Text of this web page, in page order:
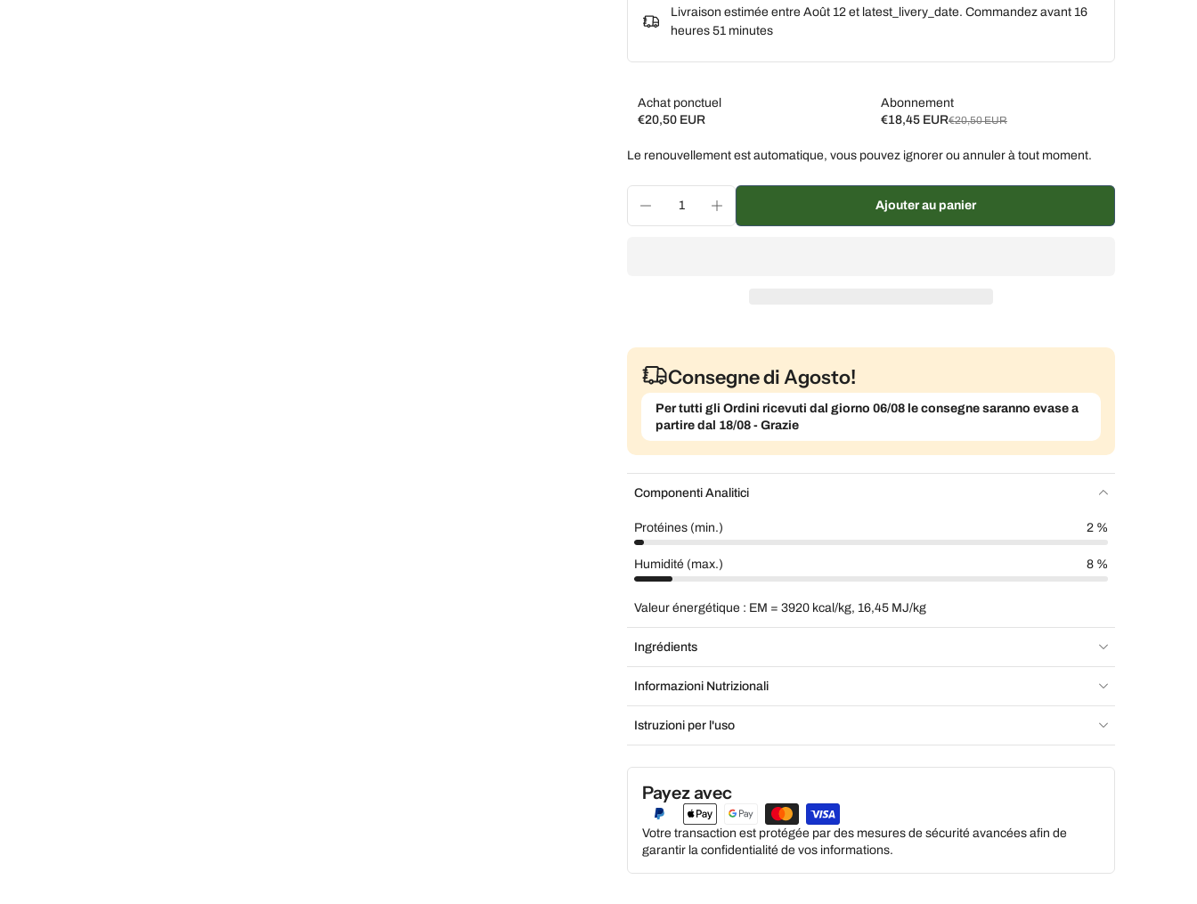
Livraison estimée entre Août 12 et latest_livery_date. Commandez avant 16
heures 51 minutes
Achat ponctuel
€20,50 EUR
Abonnement
€18,45 EUR€20,50 EUR
Subscribe and save
Livrez chaque mois, 5 % de réduction
Le renouvellement est automatique, vous pouvez ignorer ou annuler à tout moment.
Ajouter au panier
Consegne di Agosto!
Per tutti gli Ordini ricevuti dal giorno 06/08 le consegne saranno evase a
partire dal 18/08 - Grazie
Componenti Analitici
Protéines (min.) 2 %
Humidité (max.) 8 %
Valeur énergétique : EM = 3920 kcal/kg, 16,45 MJ/kg
Ingrédients
Informazioni Nutrizionali
Istruzioni per l'uso
Payez avec
Votre transaction est protégée par des mesures de sécurité avancées afin de
garantir la confidentialité de vos informations.